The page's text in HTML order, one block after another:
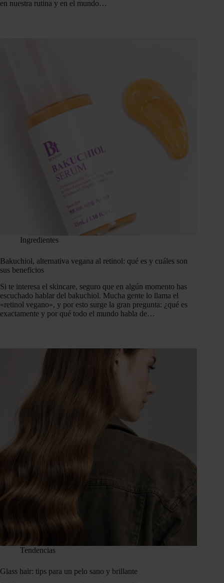
en nuestra rutina y en el mundo…
Ingredientes
Bakuchiol, alternativa vegana al retinol: qué es y cuáles son
sus beneficios
Si te interesa el skincare, seguro que en algún momento has
escuchado hablar del bakuchiol. Mucha gente lo llama el
«retinol vegano», y por esto surge la gran pregunta: ¿qué es
exactamente y por qué todo el mundo habla de…
Tendencias
Glass hair: tips para un pelo sano y brillante